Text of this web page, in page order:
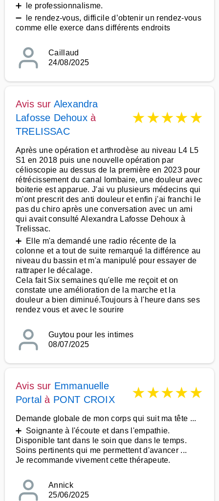
➕ le professionnalisme.
➖ le rendez-vous, difficile d’obtenir un rendez-vous
comme elle exerce dans différents endroits
Caillaud
24/08/2025
Avis sur Alexandra
Lafosse Dehouxà
TRELISSAC
★★★★★
Après une opération et arthrodèse au niveau L4 L5
S1 en 2018 puis une nouvelle opération par
célioscopie au dessus de la première en 2023 pour
rétrécissement du canal lombaire, une douleur avec
boiterie est apparue. J'ai vu plusieurs médecins qui
m'ont prescrit des anti douleur et enfin j'ai franchi le
pas du chiro après une conversation avec un ami
qui avait consulté Alexandra Lafosse Dehoux à
Trelissac.
➕ Elle m'a demandé une radio récente de la
colonne et a tout de suite remarqué la différence au
niveau du bassin et m'a manipulé pour essayer de
rattraper le décalage.
Cela fait Six semaines qu'elle me reçoit et on
constate une amélioration de la marche et la
douleur a bien diminué.Toujours à l'heure dans ses
rendez vous et avec le sourire
Guytou pour les intimes
08/07/2025
Avis sur Emmanuelle
Portal à PONT CROIX ★★★★★
Demande globale de mon corps qui suit ma tête ...
➕ Soignante à l'écoute et dans l'empathie.
Disponible tant dans le soin que dans le temps.
Soins pertinents qui me permettent d'avancer ...
Je recommande vivement cette thérapeute.
Annick
25/06/2025